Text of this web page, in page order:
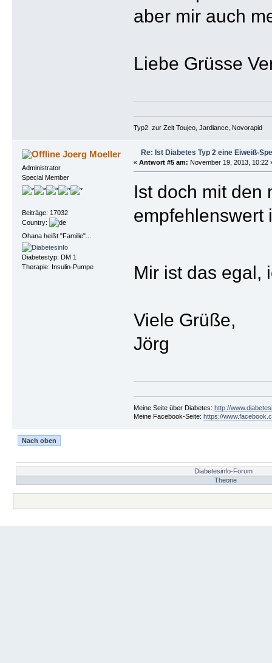
aber mir auch
Liebe Grüsse
Typ2 zur Zeit Toujeo, Jardiance, Novorapid
Joerg Moeller
Administrator
Special Member
Beiträge: 17032
Country:
Ohana heißt "Familie"...
Diabetestyp: DM 1
Therapie: Insulin-Pumpe
Re: Ist Diabetes Typ 2 eine Eiweiß-
« Antwort #5 am: November 19, 2013, 10:22
Ist doch mit den
empfehlenswert
Mir ist das
Viele Grüße,
Jörg
Meine Seite über Diabetes: http://
Meine Facebook-Seite: https://
Nach oben
Diabetesinfo-Forum
Theorie